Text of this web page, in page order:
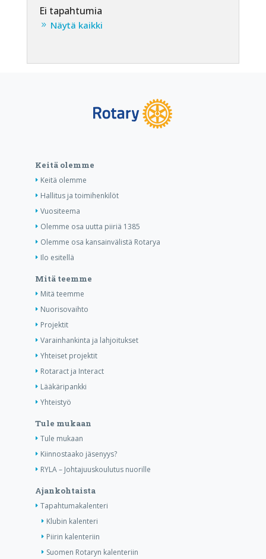
Ei tapahtumia
Näytä kaikki
Keitä olemme
Keitä olemme
Hallitus ja toimihenkilöt
Vuositeema
Olemme osa uutta piiriä 1385
Olemme osa kansainvälistä Rotarya
Ilo esitellä
Mitä teemme
Mitä teemme
Nuorisovaihto
Projektit
Varainhankinta ja lahjoitukset
Yhteiset projektit
Rotaract ja Interact
Lääkäripankki
Yhteistyö
Tule mukaan
Tule mukaan
Kiinnostaako jäsenyys?
RYLA – Johtajuuskoulutus nuorille
Ajankohtaista
Tapahtumakalenteri
Klubin kalenteri
Piirin kalenteriin
Suomen Rotaryn kalenteriin